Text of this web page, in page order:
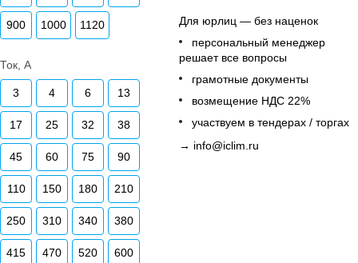
900 1000 1120
Ток, А
3 4 6 13
17 25 32 38
45 60 75 90
110 150 180 210
250 310 340 380
415 470 520 600
Для юрлиц — без наценок
персональный менеджер
решает все вопросы
грамотные документы
возмещение НДС 22%
участвуем в тендерах / торгах
→ info@iclim.ru